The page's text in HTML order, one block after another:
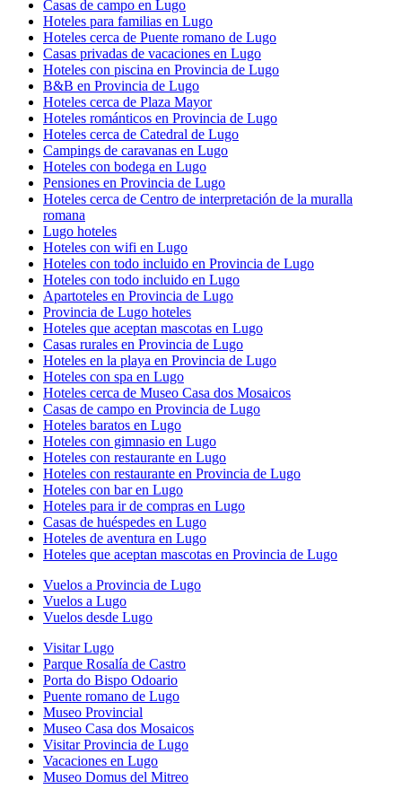
Casas de campo en Lugo
Hoteles para familias en Lugo
Hoteles cerca de Puente romano de Lugo
Casas privadas de vacaciones en Lugo
Hoteles con piscina en Provincia de Lugo
B&B en Provincia de Lugo
Hoteles cerca de Plaza Mayor
Hoteles románticos en Provincia de Lugo
Hoteles cerca de Catedral de Lugo
Campings de caravanas en Lugo
Hoteles con bodega en Lugo
Pensiones en Provincia de Lugo
Hoteles cerca de Centro de interpretación de la muralla
romana
Lugo hoteles
Hoteles con wifi en Lugo
Hoteles con todo incluido en Provincia de Lugo
Hoteles con todo incluido en Lugo
Apartoteles en Provincia de Lugo
Provincia de Lugo hoteles
Hoteles que aceptan mascotas en Lugo
Casas rurales en Provincia de Lugo
Hoteles en la playa en Provincia de Lugo
Hoteles con spa en Lugo
Hoteles cerca de Museo Casa dos Mosaicos
Casas de campo en Provincia de Lugo
Hoteles baratos en Lugo
Hoteles con gimnasio en Lugo
Hoteles con restaurante en Lugo
Hoteles con restaurante en Provincia de Lugo
Hoteles con bar en Lugo
Hoteles para ir de compras en Lugo
Casas de huéspedes en Lugo
Hoteles de aventura en Lugo
Hoteles que aceptan mascotas en Provincia de Lugo
Vuelos a Provincia de Lugo
Vuelos a Lugo
Vuelos desde Lugo
Visitar Lugo
Parque Rosalía de Castro
Porta do Bispo Odoario
Puente romano de Lugo
Museo Provincial
Museo Casa dos Mosaicos
Visitar Provincia de Lugo
Vacaciones en Lugo
Museo Domus del Mitreo